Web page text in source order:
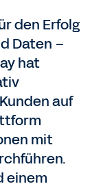
den Erfolg
Daten –
hat
auf
mit
einem